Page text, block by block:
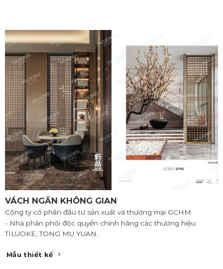
VÁCH NGĂN KHÔNG GIAN
Công ty cổ phần đầu tư sản xuất và thương mại GCHM
- Nhà phân phối độc quyền chính hãng các thương hiệu:
TILUOKE, TONG MU YUAN.
Mẫu thiết kế